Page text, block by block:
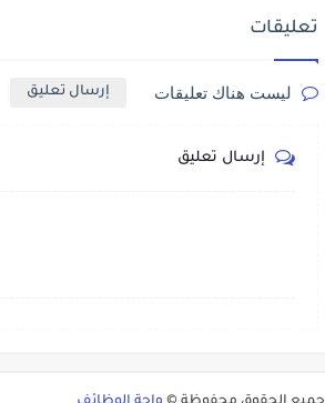
تعليقات
ليست هناك تعليقات إرسال تعليق
إرسال تعليق